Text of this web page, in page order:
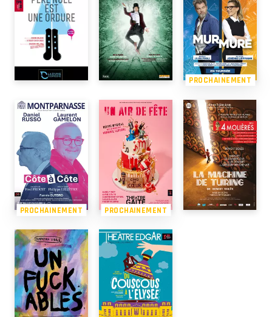
PROCHAINEMENT
PROCHAINEMENT PROCHAINEMENT